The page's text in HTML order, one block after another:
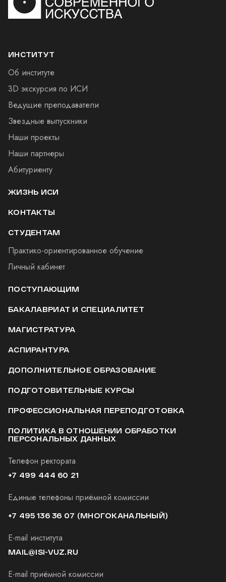
ИНСТИТУТ
Об институте
3D экскурсия по ИСИ
Ведущие преподаватели
Звездные выпускники
Наши проекты
Наши партнеры
Абитуриенту
ЖИЗНЬ ИСИ
КОНТАКТЫ
СТУДЕНТАМ
Практико-ориентированное обучение
Личный кабинет
ПОСТУПАЮЩИМ
БАКАЛАВРИАТ И СПЕЦИАЛИТЕТ
МАГИСТРАТУРА
АСПИРАНТУРА
ДОПОЛНИТЕЛЬНОЕ ОБРАЗОВАНИЕ
ПОДГОТОВИТЕЛЬНЫЕ КУРСЫ
ПРОФЕССИОНАЛЬНАЯ ПЕРЕПОДГОТОВКА
ПОЛИТИКА В ОТНОШЕНИИ ОБРАБОТКИ
ПЕРСОНАЛЬНЫХ ДАННЫХ
Телефон ректората
+7 499 444 60 21
Единые телефоны приёмной комиссии
+7 495 136 36 07 (МНОГОКАНАЛЬНЫЙ)
E-mail института
MAIL@ISI-VUZ.RU
E-mail приёмной комиссии